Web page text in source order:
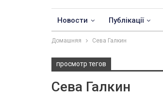
Новости Публікації
Домашняя Сева Галкин
просмотр тегов
Сева Галкин